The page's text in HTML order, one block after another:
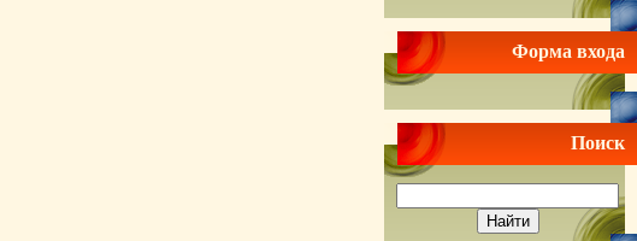
Форма входа
Поиск